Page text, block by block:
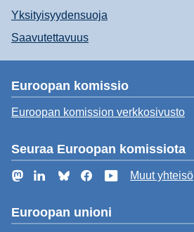
Yksityisyydensuoja
Saavutettavuus
Euroopan komissio
Euroopan komission verkkosivusto
Seuraa Euroopan komissiota
MastodonLinkedInBlueskyFacebookYouTube
Muut
Euroopan unioni